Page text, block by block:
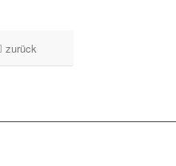
zurück